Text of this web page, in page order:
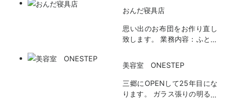
一丸となって取り組んでおり
ます。 どのようなご注文であ
っても最善を尽くし納めさせ
ていただきますので、お気軽
やイベント関連のディスプレ
イ造作から現場施工撤去工
事、店舗内装工事を含めたデ
ィスプレイ関連(特注金物/電
にディスプレイの分野で多く
の納品・納入実績がございま
す。 自社工場設備と自社職人
の確かな技術でお客様のニー
おんだ寝具店
思い出のお布団をお作り直し
致します。 業務内容：ふとん
ん・羽毛ふとん・羊毛混ふと
ん・化織ふとん等 ⇒ お預
かりしたお布団は140度の高
温熱風で乾燥消毒、国家検定
美容室 ONESTEP
三郷にOPENして25年目にな
ります。 ガラス張りの明るい